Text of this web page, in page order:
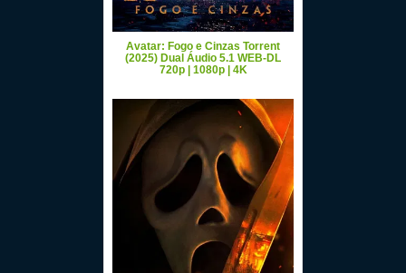
Avatar: Fogo e Cinzas Torrent
(2025) Dual Áudio 5.1 WEB-DL
720p | 1080p | 4K